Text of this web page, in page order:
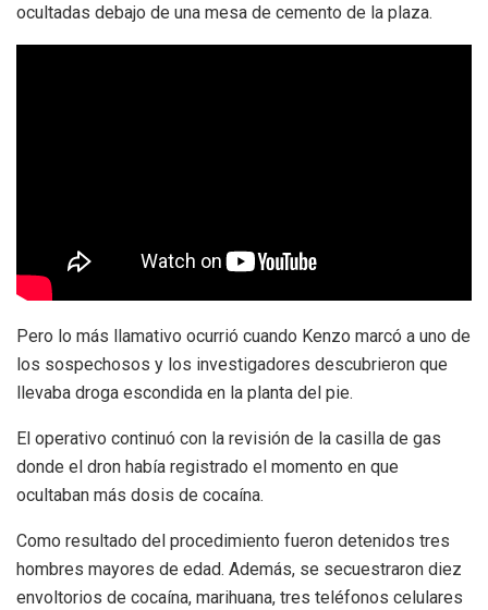
ocultadas debajo de una mesa de cemento de la plaza.
Pero lo más llamativo ocurrió cuando Kenzo marcó a uno de
los sospechosos y los investigadores descubrieron que
llevaba droga escondida en la planta del pie.
El operativo continuó con la revisión de la casilla de gas
donde el dron había registrado el momento en que
ocultaban más dosis de cocaína.
Como resultado del procedimiento fueron detenidos tres
hombres mayores de edad. Además, se secuestraron diez
envoltorios de cocaína, marihuana, tres teléfonos celulares